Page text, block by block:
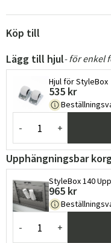
Köp till
Lägg till hjul- för enkel
Hjul för StyleBox
535 kr
- +
Upphängningsbar
StyleBox 140
965 kr
- +